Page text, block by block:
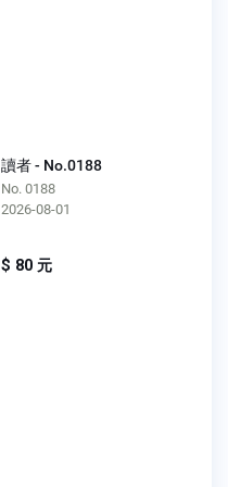
讀者 - No.0188
No. 0188
2026-08-01
$ 80 元